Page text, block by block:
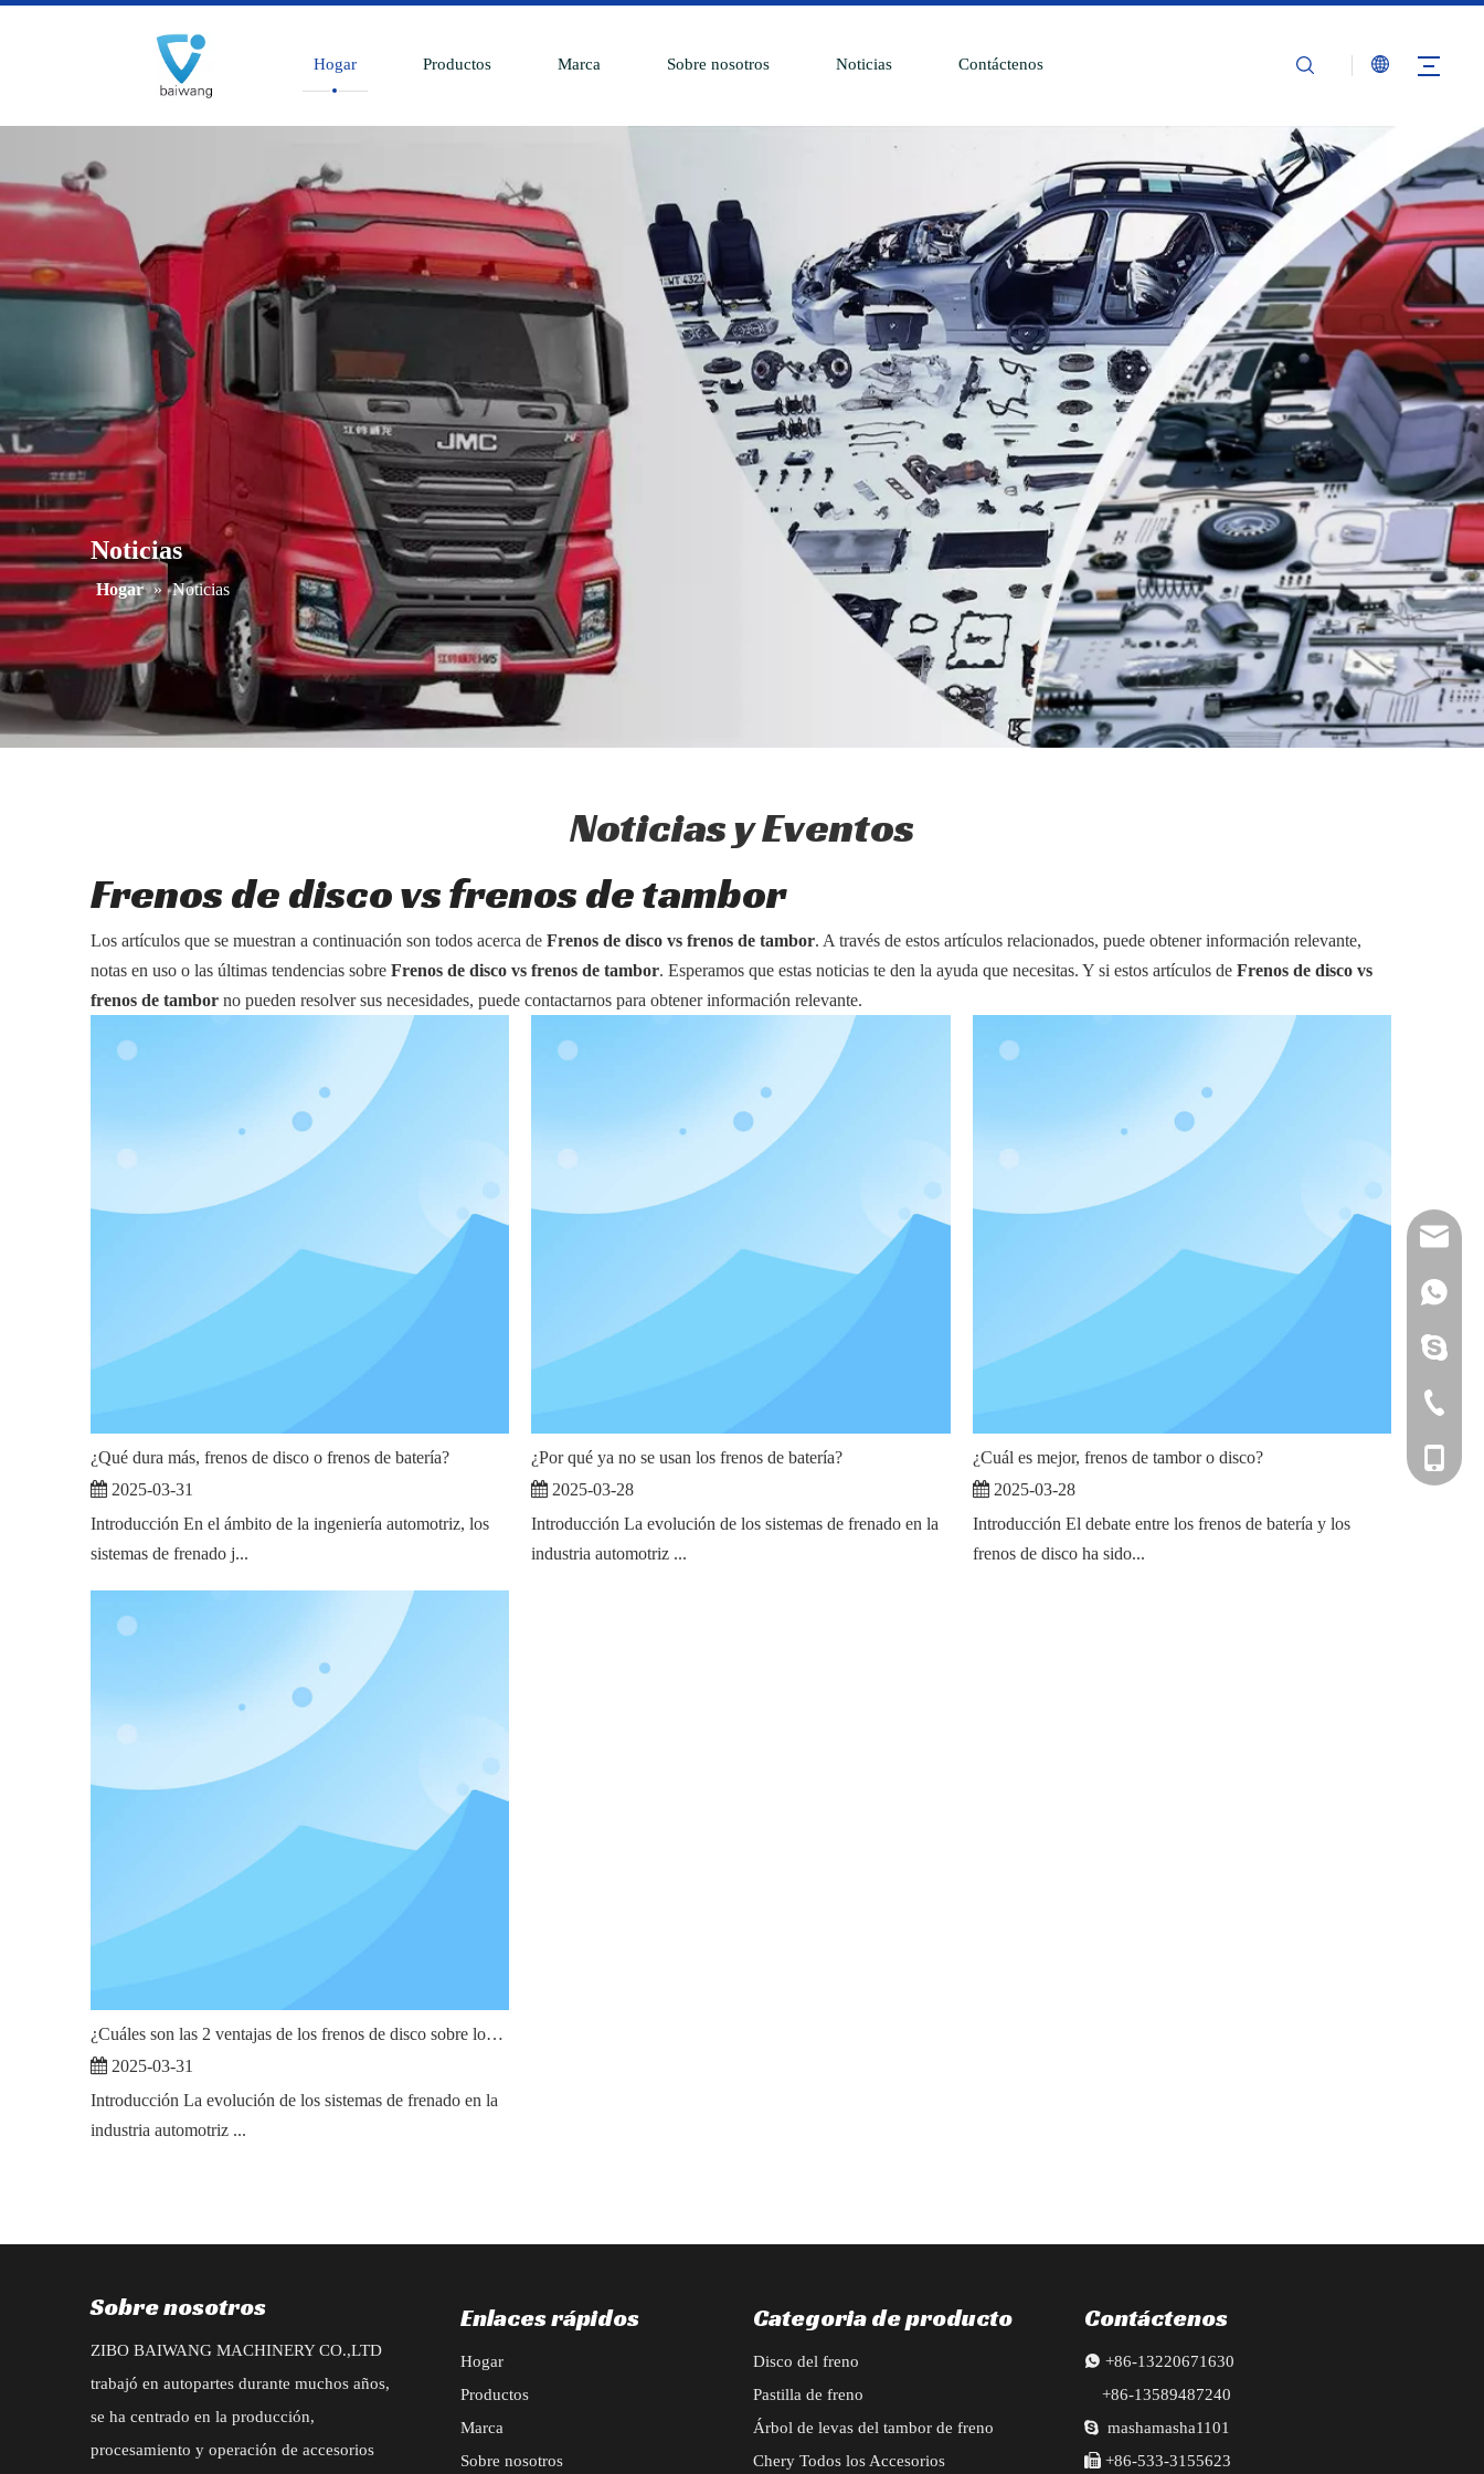
Hogar Productos Marca Sobre nosotros Noticias Contáctenos
Noticias
Hogar » Noticias
Noticias y Eventos
Frenos de disco vs frenos de tambor
Los artículos que se muestran a continuación son todos acerca de Frenos de disco vs frenos de tambor. A través de estos artículos relacionados, puede obtener información relevante,
notas en uso o las últimas tendencias sobre Frenos de disco vs frenos de tambor. Esperamos que estas noticias te den la ayuda que necesitas. Y si estos artículos de Frenos de disco vs
frenos de tambor no pueden resolver sus necesidades, puede contactarnos para obtener información relevante.
¿Qué dura más, frenos de disco o frenos de batería?
2025-03-31
Introducción En el ámbito de la ingeniería automotriz, los
sistemas de frenado j...
¿Por qué ya no se usan los frenos de batería?
2025-03-28
Introducción La evolución de los sistemas de frenado en la
industria automotriz ...
¿Cuál es mejor, frenos de tambor o disco?
2025-03-28
Introducción El debate entre los frenos de batería y los
frenos de disco ha sido...
¿Cuáles son las 2 ventajas de los frenos de disco sobre los frenos de tambor?
2025-03-31
Introducción La evolución de los sistemas de frenado en la
industria automotriz ...
Sobre nosotros
ZIBO BAIWANG MACHINERY CO.,LTD
trabajó en autopartes durante muchos años,
se ha centrado en la producción,
procesamiento y operación de accesorios
Enlaces rápidos
Hogar
Productos
Marca
Sobre nosotros
Categoria de producto
Disco del freno
Pastilla de freno
Árbol de levas del tambor de freno
Chery Todos los Accesorios
+86-
+86-
Contáctenos
 +86-13220671630
+86-13589487240
 mashamasha1101
 +86-533-3155623